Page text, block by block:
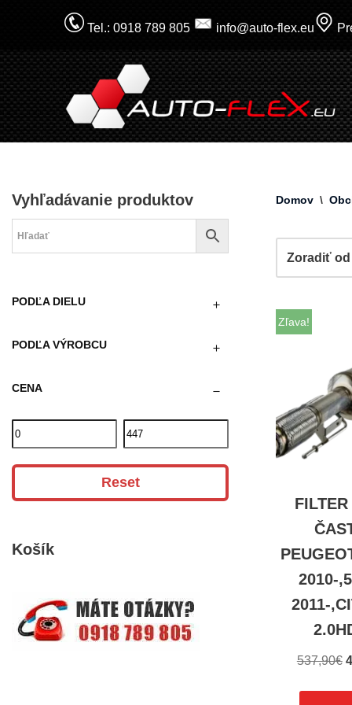
na
obsah
Tel.: 0918 789 805 info@auto-flex.eu
Vyhľadávanie produktov
PODĽA DIELU
PODĽA VÝROBCU
CENA
Reset
Košík
Domov \
Zľava!
FILTER
2010-
2011-
537,90€